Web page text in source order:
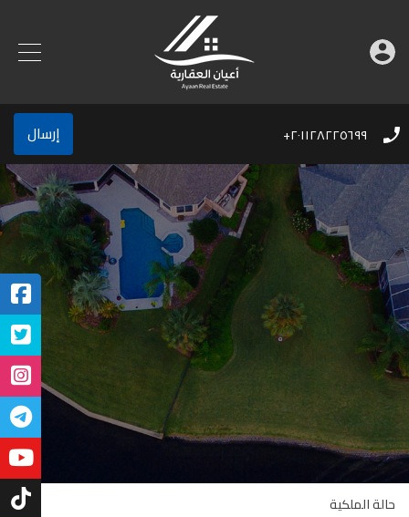
٢٠١١٢٨٢٢٥٦٩٩+ إرسال
حالة الملكية